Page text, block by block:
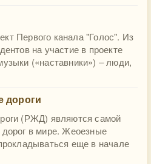
Первого канала "Голос". Из
на участие в проекте
(«наставники») – люди,
дороги
(РЖД) являются самой
в мире. Жеоезные
еще в начале